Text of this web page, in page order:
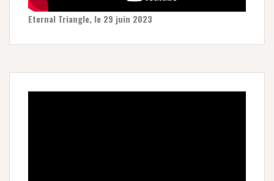
Eternal Triangle, le 29 juin 2023